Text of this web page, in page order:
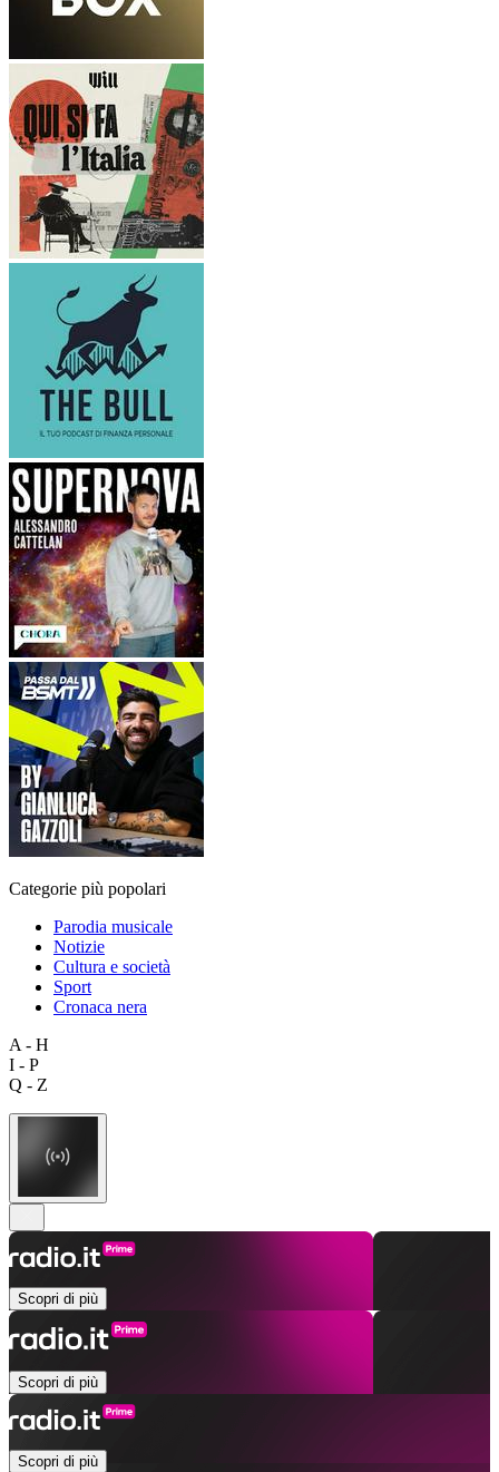
Categorie più popolari
Parodia musicale
Notizie
Cultura e società
Sport
Cronaca nera
A - H
I - P
Q - Z
Scopri di più
Scopri di più
Scopri di più